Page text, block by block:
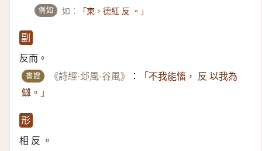
例如 如： 「東，德紅 反 。」
副
反而。
書證 《詩經·邶風·谷風》 ：
「不我能慉， 反 以我為
讎。」
形
相 反 。